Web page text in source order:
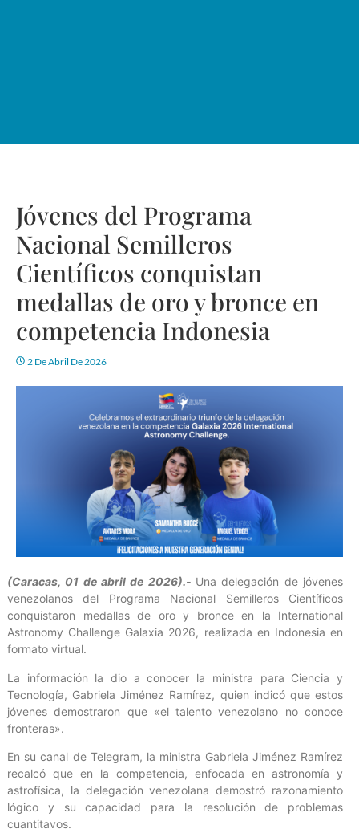
Jóvenes del Programa
Nacional Semilleros
Científicos conquistan
medallas de oro y bronce en
competencia Indonesia
2 De Abril De 2026
(Caracas, 01 de abril de 2026).- Una delegación de jóvenes
venezolanos del Programa Nacional Semilleros Científicos
conquistaron medallas de oro y bronce en la International
Astronomy Challenge Galaxia 2026, realizada en Indonesia en
formato virtual.
La información la dio a conocer la ministra para Ciencia y
Tecnología, Gabriela Jiménez Ramírez, quien indicó que estos
jóvenes demostraron que «el talento venezolano no conoce
fronteras».
En su canal de Telegram, la ministra Gabriela Jiménez Ramírez
recalcó que en la competencia, enfocada en astronomía y
astrofísica, la delegación venezolana demostró razonamiento
lógico y su capacidad para la resolución de problemas
cuantitavos.